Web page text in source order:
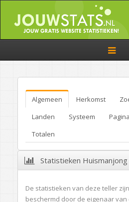
Algemeen Herkomst
Landen
Systeem
Totalen
Statistieken Huismanjong
De statistieken van deze teller zijn
beschermd door de eigenaar van